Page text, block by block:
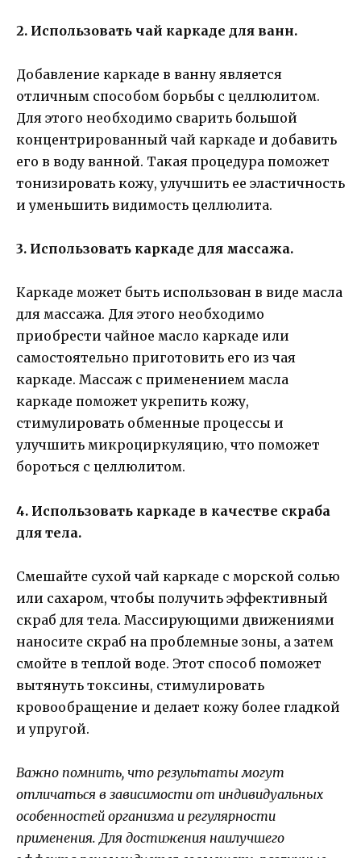
2. Использовать чай каркаде для ванн.
Добавление каркаде в ванну является
отличным способом борьбы с целлюлитом.
Для этого необходимо сварить большой
концентрированный чай каркаде и добавить
его в воду ванной. Такая процедура поможет
тонизировать кожу, улучшить ее эластичность
и уменьшить видимость целлюлита.
3. Использовать каркаде для массажа.
Каркаде может быть использован в виде масла
для массажа. Для этого необходимо
приобрести чайное масло каркаде или
самостоятельно приготовить его из чая
каркаде. Массаж с применением масла
каркаде поможет укрепить кожу,
стимулировать обменные процессы и
улучшить микроциркуляцию, что поможет
бороться с целлюлитом.
4. Использовать каркаде в качестве скраба
для тела.
Смешайте сухой чай каркаде с морской солью
или сахаром, чтобы получить эффективный
скраб для тела. Массирующими движениями
наносите скраб на проблемные зоны, а затем
смойте в теплой воде. Этот способ поможет
вытянуть токсины, стимулировать
кровообращение и делает кожу более гладкой
и упругой.
Важно помнить, что результаты могут
отличаться в зависимости от индивидуальных
особенностей организма и регулярности
применения. Для достижения наилучшего